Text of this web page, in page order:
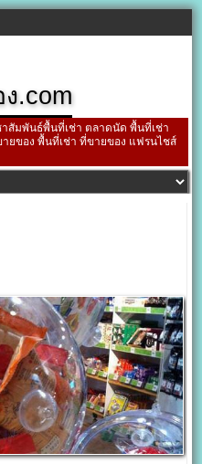
.com
สัมพันธ์พื้นที่เช่า ตลาดนัด พื้นที่เช่า
ยของ พื้นที่เช่า ที่ขายของ แฟรนไชส์